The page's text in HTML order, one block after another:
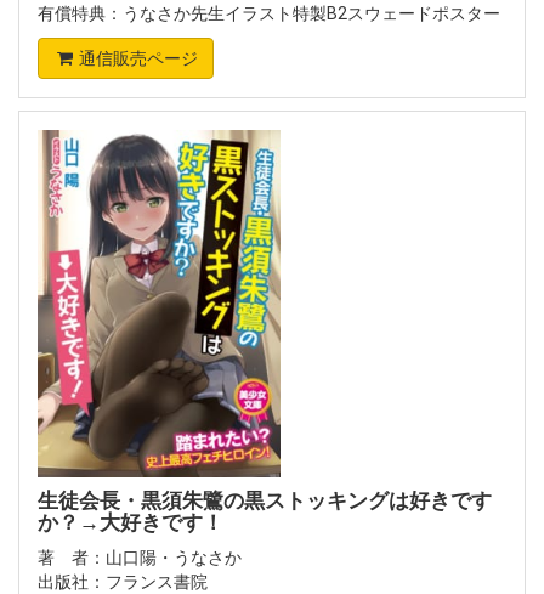
有償特典：うなさか先生イラスト特製B2スウェードポスター
通信販売ページ
生徒会長・黒須朱鷺の黒ストッキングは好きです
か？→大好きです！
著 者：山口陽・うなさか
出版社：フランス書院